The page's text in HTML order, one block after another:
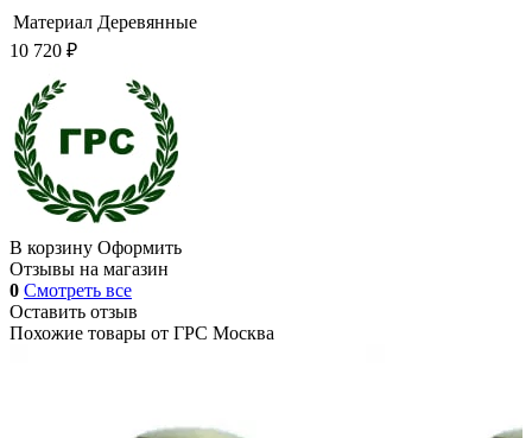
Материал Деревянные
10 720 ₽
В корзину Оформить
Отзывы на магазин
0 Смотреть все
Оставить отзыв
Похожие товары от ГРС Москва